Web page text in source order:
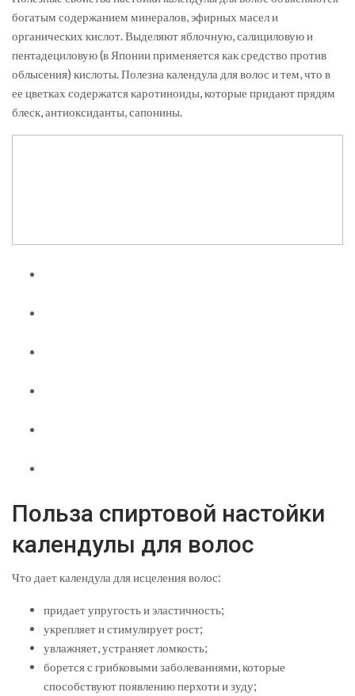
богатым содержанием минералов, эфирных масел и
органических кислот. Выделяют яблочную, салициловую и
пентадециловую (в Японии применяется как средство против
облысения) кислоты. Полезна календула для волос и тем, что в
ее цветках содержатся каротиноиды, которые придают прядям
блеск, антиоксиданты, сапонины.
Польза спиртовой настойки
календулы для волос
Что дает календула для исцеления волос:
придает упругость и эластичность;
укрепляет и стимулирует рост;
увлажняет, устраняет ломкость;
борется с грибковыми заболеваниями, которые
способствуют появлению перхоти и зуду;